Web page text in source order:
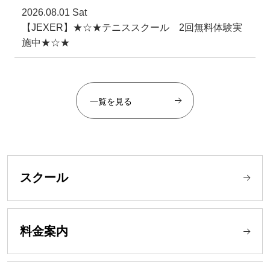
2026.08.01 Sat
【JEXER】★☆★テニススクール 2回無料体験実
施中★☆★
一覧を見る
スクール
料金案内